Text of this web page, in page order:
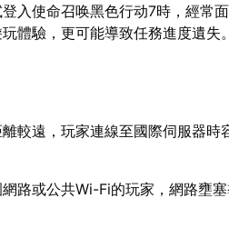
入使命召唤黑色行动7時，經常
體驗，更可能導致任務進度遺失。
離較遠，玩家連線至國際伺服器
網路或公共Wi-Fi的玩家，網路壅